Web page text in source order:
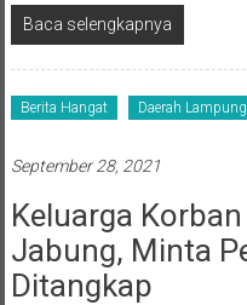
Baca selengkapnya
Berita Hangat Daerah Lampung
September 28, 2021
Keluarga
Jabung, Minta
Ditangkap